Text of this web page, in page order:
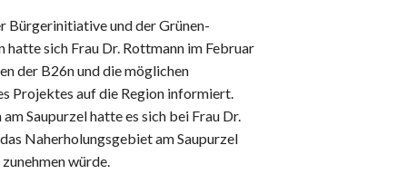
Bürgerinitiative und der Grünen-
sich Frau Dr. Rottmann im Februar
der B26n und die möglichen
Projektes auf die Region informiert.
Saupurzel hatte es sich bei Frau Dr.
Naherholungsgebiet am Saupurzel
würde.